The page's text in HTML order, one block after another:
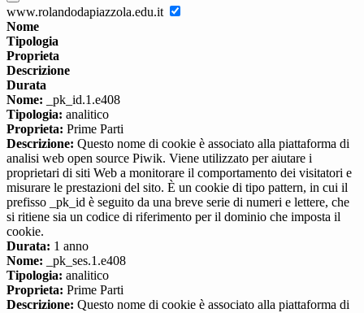
www.rolandodapiazzola.edu.it
Nome
Tipologia
Proprieta
Descrizione
Durata
Nome: _pk_id.1.e408
Tipologia: analitico
Proprieta: Prime Parti
Descrizione: Questo nome di cookie è associato alla piattaforma di
analisi web open source Piwik. Viene utilizzato per aiutare i
proprietari di siti Web a monitorare il comportamento dei visitatori e
misurare le prestazioni del sito. È un cookie di tipo pattern, in cui il
prefisso _pk_id è seguito da una breve serie di numeri e lettere, che
si ritiene sia un codice di riferimento per il dominio che imposta il
cookie.
Durata: 1 anno
Nome: _pk_ses.1.e408
Tipologia: analitico
Proprieta: Prime Parti
Descrizione: Questo nome di cookie è associato alla piattaforma di